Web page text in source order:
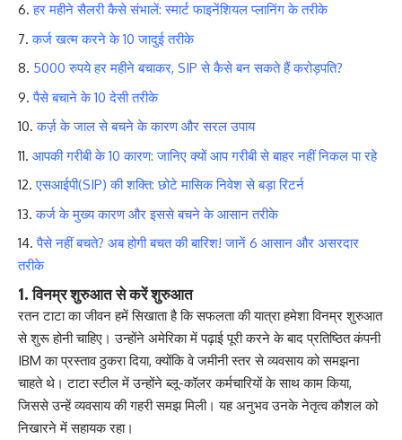
हर महीने सैलरी कैसे संभालें: स्मार्ट फाइनेंशियल प्लानिंग के तरीके
कर्ज खत्म करने के 10 जादुई तरीके
5000 रुपये हर महीने बचाकर, SIP से कैसे बन सकते हैं करोड़पति?
पैसे बचाने के 10 देसी तरीके
कर्ज़ के जाल से बचने के कारण और सरल उपाय
आपकी गरीबी के 10 कारण: जानिए क्यों आप गरीबी से बाहर नहीं निकल पा रहे
एसआईपी(SIP) की शक्ति: छोटे मासिक निवेश से बड़ा रिटर्न
कर्ज के मुख्य कारण और इससे बचने के आसान तरीके
पैसे नहीं बचते? अब होगी बचत की बारिश! जानें 6 आसान और असरदार
तरीके
1. विनम्र शुरुआत से करें शुरुआत
रतन टाटा का जीवन हमें सिखाता है कि सफलता की यात्रा हमेशा विनम्र शुरुआत
से शुरू होनी चाहिए। उन्होंने अमेरिका में पढ़ाई पूरी करने के बाद प्रतिष्ठित कंपनी
IBM का प्रस्ताव ठुकरा दिया, क्योंकि वे जमीनी स्तर से व्यवसाय को समझना
चाहते थे। टाटा स्टील में उन्होंने ब्लू-कॉलर कर्मचारियों के साथ काम किया,
जिससे उन्हें व्यवसाय की गहरी समझ मिली। यह अनुभव उनके नेतृत्व कौशल को
निखारने में सहायक रहा।